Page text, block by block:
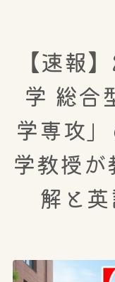
【速報
学 総合
学専攻
学教授
解と